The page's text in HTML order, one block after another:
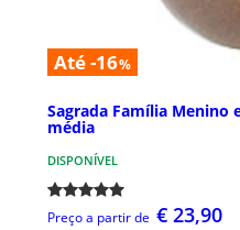
Até -16%
Sagrada Família
média
DISPONÍVEL
Preço a partir de € 23,90